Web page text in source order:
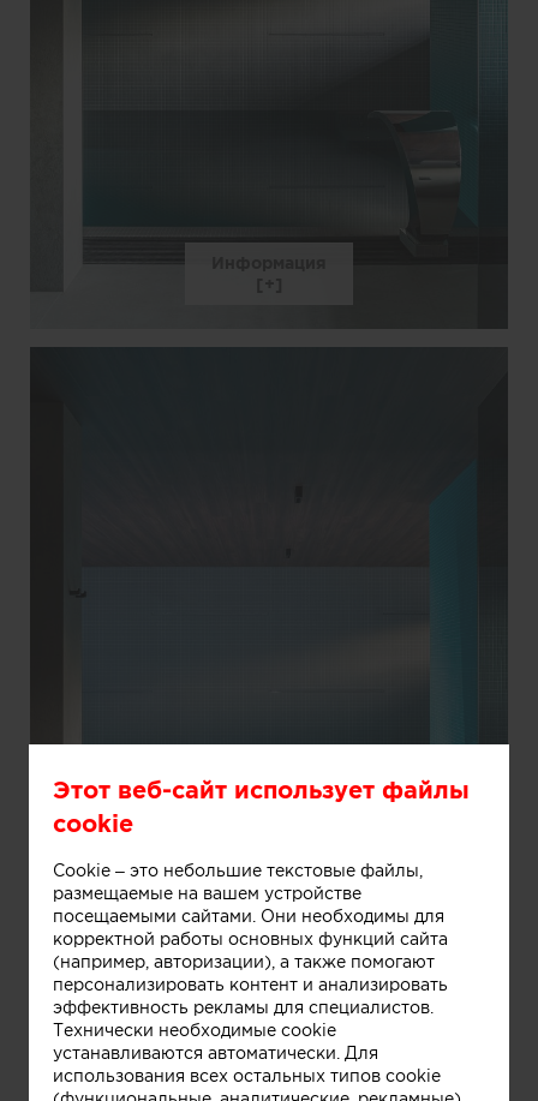
Информация
Этот веб-сайт использует файлы
cookie
Cookie – это небольшие текстовые файлы,
размещаемые на вашем устройстве
посещаемыми сайтами. Они необходимы для
корректной работы основных функций сайта
(например, авторизации), а также помогают
персонализировать контент и анализировать
эффективность рекламы для специалистов.
Технически необходимые cookie
устанавливаются автоматически. Для
использования всех остальных типов cookie